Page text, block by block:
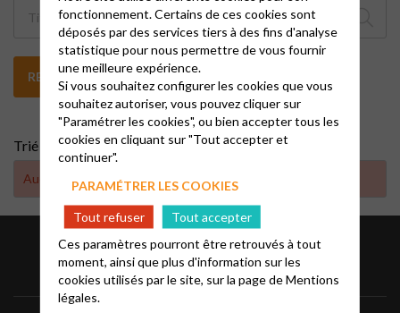
RECHERCHER
Trié par :
Aucun résultat trouvé
fonctionnement. Certains de ces cookies sont
déposés par des services tiers à des fins d'analyse
statistique pour nous permettre de vous fournir
une meilleure expérience.
Si vous souhaitez configurer les cookies que vous
souhaitez autoriser, vous pouvez cliquer sur
"Paramétrer les cookies", ou bien accepter tous les
cookies en cliquant sur "Tout accepter et
continuer".
PARAMÉTRER LES COOKIES
Tout refuser
Tout accepter
Ces paramètres pourront être retrouvés à tout
moment, ainsi que plus d'information sur les
cookies utilisés par le site, sur la page deMentions
légales.